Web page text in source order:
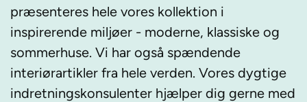
præsenteres hele vores kollektion i
inspirerende miljøer - moderne, klassiske og
sommerhuse. Vi har også spændende
interiørartikler fra hele verden. Vores dygtige
indretningskonsulenter hjælper dig gerne med